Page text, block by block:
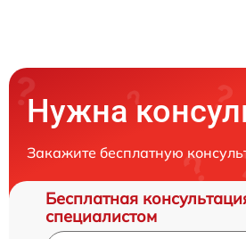
Нужна
Закажите бесплатную
Бесплатная
специалистом